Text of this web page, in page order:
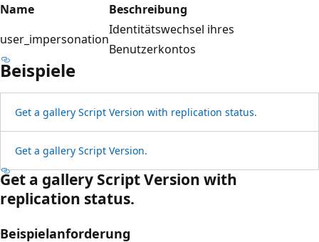
Name
Beschreibung
user_impersonation
Identitätswechsel ihres
Benutzerkontos
Beispiele
Get a gallery Script Version with replication status.
Get a gallery Script Version.
Get a gallery Script Version with
replication status.
Beispielanforderung